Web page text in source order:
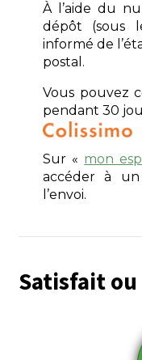
À l’aide du
dépôt (sous
informé de
postal.
Vous pouvez
pendant 30
Sur « mon
accéder à
l’envoi.
Satisfait ou